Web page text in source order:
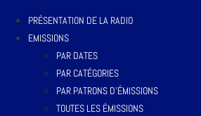
PRÉSENTATION DE LA RADIO
EMISSIONS
PAR DATES
PAR CATÉGORIES
PAR PATRONS D’ÉMISSIONS
TOUTES LES ÉMISSIONS